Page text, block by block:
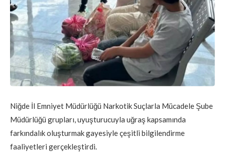
Niğde İl Emniyet Müdürlüğü Narkotik Suçlarla Mücadele Şube
Müdürlüğü grupları, uyuşturucuyla uğraş kapsamında
farkındalık oluşturmak gayesiyle çeşitli bilgilendirme
faaliyetleri gerçekleştirdi.